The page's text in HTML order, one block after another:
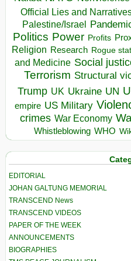
Official Lies and
Palestine/Israel
Politics Power Profits
Religion Research Rogue
and Medicine Social
Terrorism Structural
Trump UK Ukraine UN
empire US Military
crimes War Economy
Whistleblowing WHO
EDITORIAL
JOHAN GALTUNG MEMORIAL
TRANSCEND News
TRANSCEND VIDEOS
PAPER OF THE WEEK
ANNOUNCEMENTS
BIOGRAPHIES